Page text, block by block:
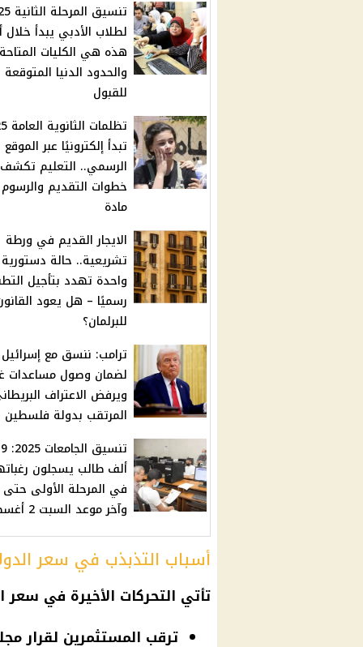
تنسيق
لطلاب الأدبي يبدأ خلال
هذه هي الكليات المتاحة
والحدود الدنيا المتوقعة
للقبول
تبدأ إلكترونيًا عبر الموقع
الرسمي.. التعليم تكشف
خطوات التقديم
مادة
الايجار القديم في ورطة
تشريعية.. حالة دستورية
واحدة تهدد بتأجيل
رسميًا – هل يعود
للبرلمان؟
ترامب: ننسق مع إسرائيل
لضمان وصول مساعدات
ويرفض الاعتراف
المرتقب بدولة فلسطين
تنسيق
ألف طالب يسجلون
في المرحلة الأولى حتى
وآخر موعد السبت 2 أغسطس
أسباب التذبذب في سعر
تأتي التحركات الأخيرة في سعر
ترقب المستثمرين لقرار